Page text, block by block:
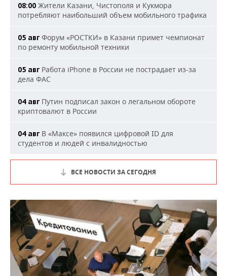
08:00 Жители Казани, Чистополя и Кукмора
потребляют наибольший объем мобильного трафика
05 авг Форум «РОСТКИ» в Казани примет чемпионат
по ремонту мобильной техники
05 авг Работа iPhone в России не пострадает из-за
дела ФАС
04 авг Путин подписал закон о легальном обороте
криптовалют в России
04 авг В «Максе» появился цифровой ID для
студентов и людей с инвалидностью
ВСЕ НОВОСТИ ЗА СЕГОДНЯ